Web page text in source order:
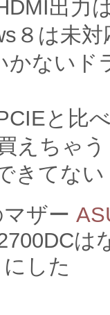
出力
８は未対
かないド
と比
えちゃう
きてない
ザー
は
した